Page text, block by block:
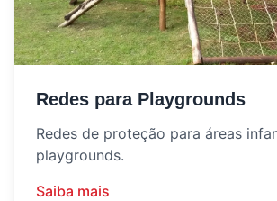
Redes para Playgrounds
Redes de proteção para áreas
playgrounds.
Saiba mais